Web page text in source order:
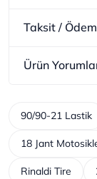
Taksit /
Ürün
90/90-21 Lastik
18 Jant
Rinaldi Tire